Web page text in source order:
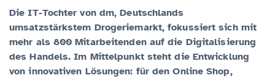
Die IT-Tochter von dm, Deutschlands
umsatzstärkstem Drogeriemarkt, fokussiert sich mit
mehr als 800 Mitarbeitenden auf die Digitalisierung
des Handels. Im Mittelpunkt steht die Entwicklung
von innovativen Lösungen: für den Online Shop,